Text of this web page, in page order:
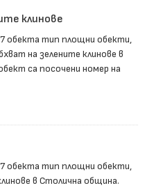
клинове
обекта тип площни обекти,
на зелените клинове в
са посочени номер на
обекта тип площни обекти,
в Столична община.